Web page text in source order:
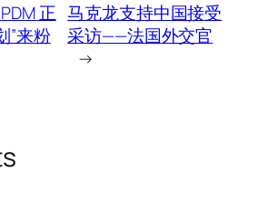
正
”来粉
马克龙支持中国接受
采访——法国外交官
→